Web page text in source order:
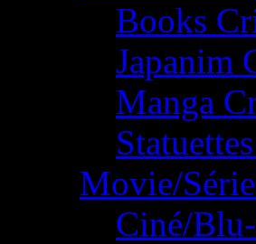
Books
Japanim
Manga
Movie/
Ciné/